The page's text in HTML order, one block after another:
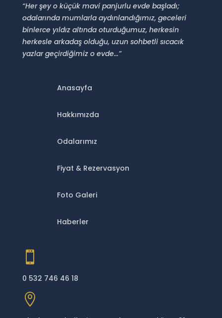
“Her şey o küçük mavi panjurlu evde başladı;
odalarında mumlarla aydınlandığımız, geceleri
binlerce yıldız altında oturduğumuz, herkesin
herkesle arkadaş olduğu, uzun sohbetli sıcacık
yazlar geçirdiğimiz o evde...”
Anasayfa
Hakkımızda
Odalarımız
Fiyat & Rezervasyon
Foto Galeri
Haberler

0 532 746 46 18
